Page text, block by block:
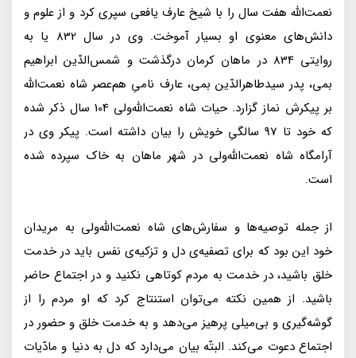
نعمت‌الله هفت سال را با شيخ عارف يافعى سپرى كرد و از علوم و
دانش‌هاى معنوى او بسيار آموخت. وى در سال 832 يا به
روايتى 834 در ماهان كرمان درگذشت و شمس‌الدّين ابراهيم
بمى، پدر سيدطاهرالدّين بمى، عارف نامىِ هم‌عصر شاه نعمت‌الله
بر پيكرش نماز گزارد. حيات شاه نعمت‌الله‌ولى 104 سال ذكر شده
كه خود تا 97 سالگىِ خويش را بيان داشته است. پيكر وى در
آرامگاه شاه نعمت‌الله‌ولى در شهر ماهان به خاک سپرده شده
است.
از جمله توصيه‌ها و سفارش‌هاى شاه نعمت‌الله‌ولى به مريدان
خود اين بود كه براى تصفيه‌ی دل و تزكيه‌ی نفس بايد در خدمت
خلق باشيد، در خدمت به مردم كوتاهى نكنيد و در اجتماع حاضر
باشيد. از همين نكته مى‌توان استنتاج كرد كه او مردم را از
گوشه‌گيرى و بى‌ميلى پرهيز مى‌دهد و به خدمت خلق و حضور در
اجتماع دعوت مى‌كند. البتّه بيان مى‌دارد كه دل به دنيا و مادّيات